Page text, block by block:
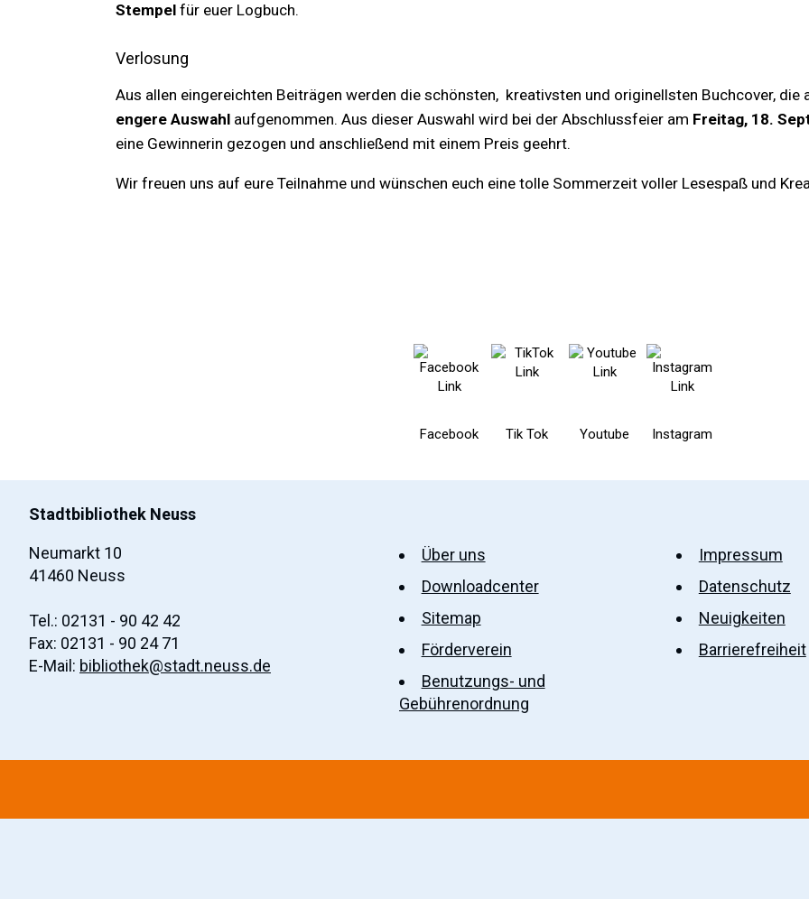
Stempel für euer Logbuch.
Verlosung
Aus allen eingereichten Beiträgen werden die schönsten, kreativsten und originellsten Buchcover, die
engere Auswahl aufgenommen. Aus dieser Auswahl wird bei der Abschlussfeier am Freitag, 18.
eine Gewinnerin gezogen und anschließend mit einem Preis geehrt.
Wir freuen uns auf eure Teilnahme und wünschen euch eine tolle Sommerzeit voller Lesespaß und
Facebook Tik Tok Youtube Instagram
Stadtbibliothek Neuss
Neumarkt 10
41460 Neuss
Tel.: 02131 - 90 42 42
Fax: 02131 - 90 24 71
E-Mail: bibliothek@stadt.neuss.de
Über uns
Downloadcenter
Sitemap
Förderverein
Benutzungs- und
Gebührenordnung
Impressum
Datenschutz
Neuigkeiten
Barrierefreiheit